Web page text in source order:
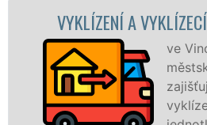
A VYKLÍZECÍ PRÁCE VINOŘ
ve Vinoři a celé
městské části Praha 9
zajišťujeme služby
vyklízení, a to jak pro